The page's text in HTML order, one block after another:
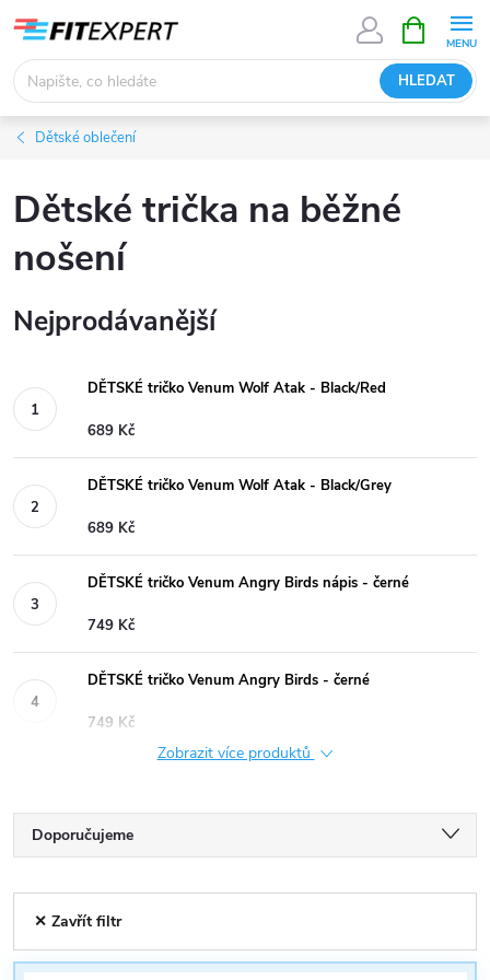
obsah
HLEDAT
NÁKUPNÍ
KOŠÍK
Dětské oblečení
Dětské trička na běžné
nošení
Nejprodávanější
DĚTSKÉ tričko Venum Wolf Atak - Black/Red
689 Kč
DĚTSKÉ tričko Venum Wolf Atak - Black/Grey
689 Kč
DĚTSKÉ tričko Venum Angry Birds nápis - černé
749 Kč
DĚTSKÉ tričko Venum Angry Birds - černé
749 Kč
Zobrazit více produktů
Ř
a
z
Doporučujeme
Nejdražší
Nejprodávanější
V
✕ Zavřít filtr